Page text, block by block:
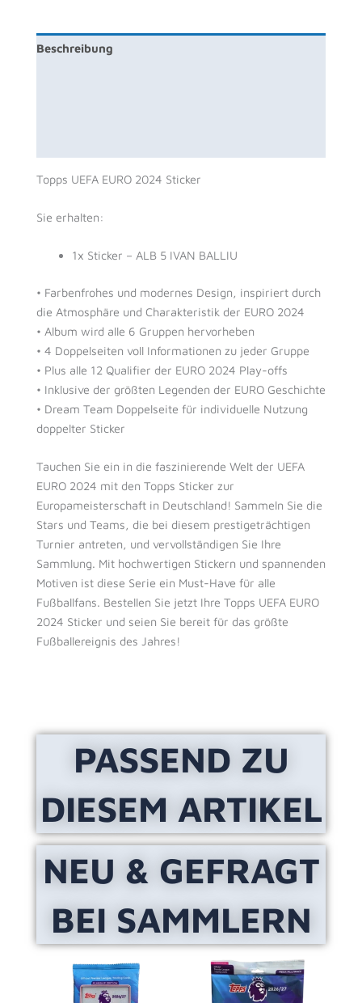
IVAN
Beschreibung
Topps UEFA EURO 2024 Sticker
Sie erhalten:
1x Sticker – ALB 5 IVAN BALLIU
• Farbenfrohes und modernes Design, inspiriert durch
die Atmosphäre und Charakteristik der EURO 2024
• Album wird alle 6 Gruppen hervorheben
• 4 Doppelseiten voll Informationen zu jeder Gruppe
• Plus alle 12 Qualifier der EURO 2024 Play-offs
• Inklusive der größten Legenden der EURO Geschichte
• Dream Team Doppelseite für individuelle Nutzung
doppelter Sticker
Tauchen Sie ein in die faszinierende Welt der UEFA
EURO 2024 mit den Topps Sticker zur
Europameisterschaft in Deutschland! Sammeln Sie die
Stars und Teams, die bei diesem prestigeträchtigen
Turnier antreten, und vervollständigen Sie Ihre
Sammlung. Mit hochwertigen Stickern und spannenden
Motiven ist diese Serie ein Must-Have für alle
Fußballfans. Bestellen Sie jetzt Ihre Topps UEFA EURO
2024 Sticker und seien Sie bereit für das größte
Fußballereignis des Jahres!
PASSEND ZU
DIESEM ARTIKEL
NEU & GEFRAGT
BEI SAMMLERN